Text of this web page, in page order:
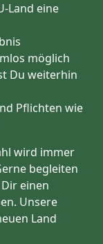
Land eine
möglich
Du weiterhin
Pflichten wie
wird immer
begleiten
einen
Unsere
Land